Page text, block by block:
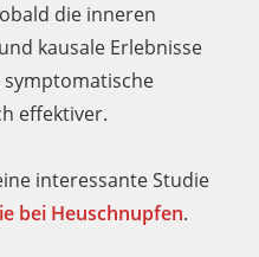
die inneren
kausale Erlebnisse
effektiver.
interessante Studie
bei Heuschnupfen.